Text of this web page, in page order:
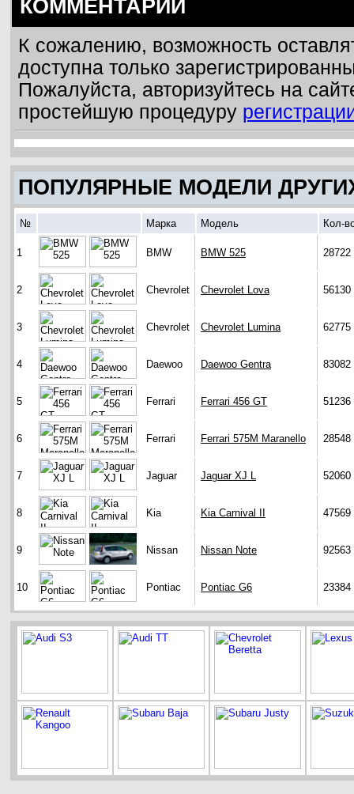
КОММЕНТАРИИ
К сожалению, возможность
доступна только
Пожалуйста, авторизуйтесь на
простейшую процедуру
ПОПУЛЯРНЫЕ МОДЕЛИ
№ Марка Модель Кол-
1 BMW BMW 525 28722
2 Chevrolet Chevrolet Lova 56130
3 Chevrolet Chevrolet Lumina 62775
4 Daewoo Daewoo Gentra 83082
5 Ferrari Ferrari 456 GT 51236
6 Ferrari Ferrari 575M Maranello 28548
7 Jaguar Jaguar XJ L 52060
8 Kia Kia Carnival II 47569
9 Nissan Nissan Note 92563
10 Pontiac Pontiac G6 23384